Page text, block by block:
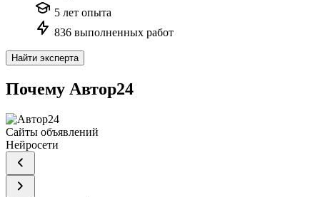
5 лет опыта
836 выполненных работ
Найти эксперта
Почему Автор24
Сайты объявлений
Нейросети